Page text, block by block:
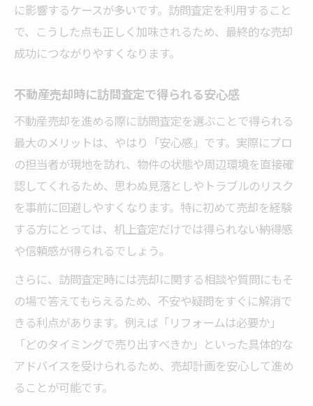
に影響するケースが多いです。訪問査定を利用すること
で、こうした点も正しく加味されるため、最終的な売却
成功につながりやすくなります。
不動産売却時に訪問査定で得られる安心感
不動産売却を進める際に訪問査定を選ぶことで得られる
最大のメリットは、やはり「安心感」です。実際にプロ
の担当者が現地を訪れ、物件の状態や周辺環境を直接確
認してくれるため、思わぬ見落としやトラブルのリスク
を事前に回避しやすくなります。特に初めて売却を経験
する方にとっては、机上査定だけでは得られない納得感
や信頼感が得られるでしょう。
さらに、訪問査定時には売却に関する相談や質問にもそ
の場で答えてもらえるため、不安や疑問をすぐに解消で
きる利点があります。例えば「リフォームは必要か」
「どのタイミングで売り出すべきか」といった具体的な
アドバイスを受けられるため、売却計画を安心して進め
ることが可能です。